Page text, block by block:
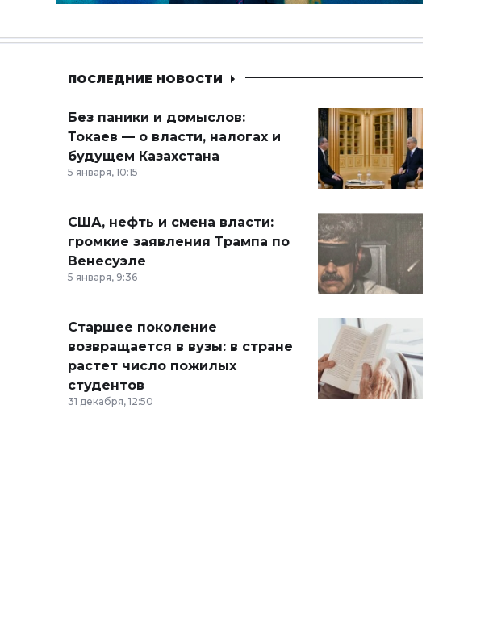
ПОСЛЕДНИЕ НОВОСТИ
Без паники и домыслов:
Токаев — о власти, налогах и
будущем Казахстана
5 января, 10:15
США, нефть и смена власти:
громкие заявления Трампа по
Венесуэле
5 января, 9:36
Старшее поколение
возвращается в вузы: в стране
растет число пожилых
студентов
31 декабря, 12:50